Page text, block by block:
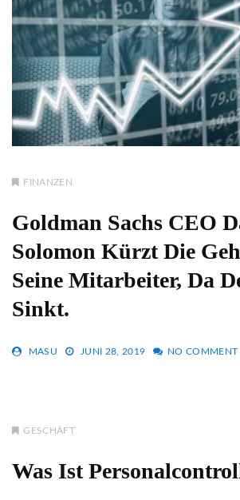
FINANZEN
Goldman Sachs CEO
Solomon Kürzt Die
Seine Mitarbeiter, Da
Sinkt.
MASU JUNI 28, 2019 NO COMMENT
GESCHÄFT
Was Ist